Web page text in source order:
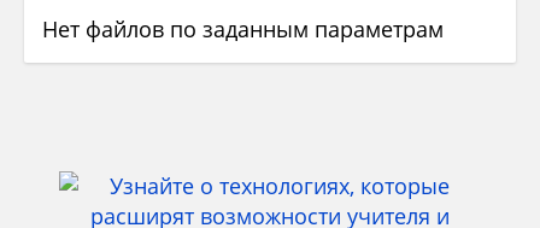
Нет файлов по заданным параметрам